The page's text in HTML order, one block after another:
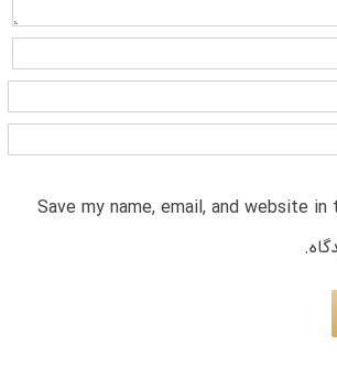
Save my name, email, and website